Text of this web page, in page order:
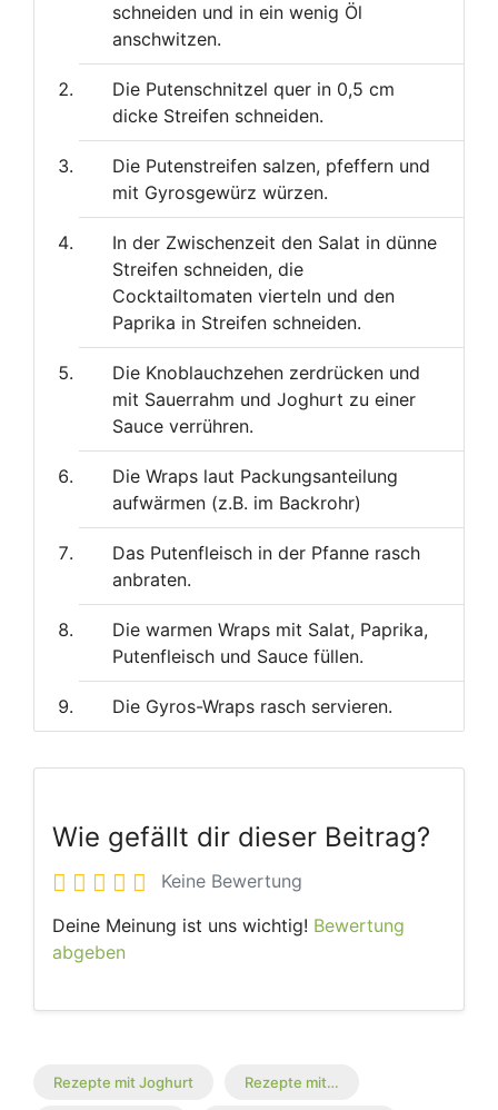
schneiden und in ein wenig Öl
anschwitzen.
Die Putenschnitzel quer in 0,5 cm
dicke Streifen schneiden.
Die Putenstreifen salzen, pfeffern und
mit Gyrosgewürz würzen.
In der Zwischenzeit den Salat in dünne
Streifen schneiden, die
Cocktailtomaten vierteln und den
Paprika in Streifen schneiden.
Die Knoblauchzehen zerdrücken und
mit Sauerrahm und Joghurt zu einer
Sauce verrühren.
Die Wraps laut Packungsanteilung
aufwärmen (z.B. im Backrohr)
Das Putenfleisch in der Pfanne rasch
anbraten.
Die warmen Wraps mit Salat, Paprika,
Putenfleisch und Sauce füllen.
Die Gyros-Wraps rasch servieren.
Wie gefällt dir dieser Beitrag?
Keine Bewertung
Deine Meinung ist uns wichtig! Bewertung
abgeben
Rezepte mit Joghurt Rezepte mit…